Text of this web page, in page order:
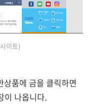
이트)
품에 금을 클릭하면
이 나옵니다.